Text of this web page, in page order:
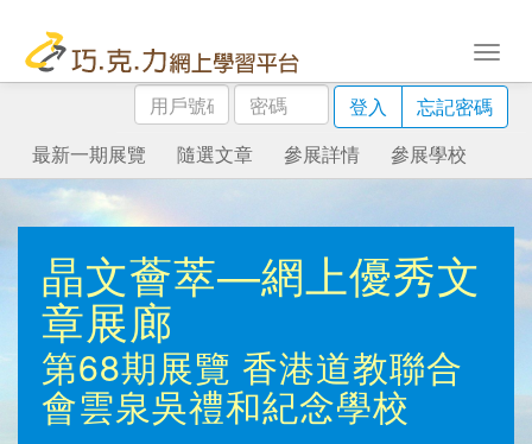
用
戶
號
碼
密
碼
登入
忘記密碼
最新一期展覽
隨選文章 參展詳情 參展學校
晶文薈萃—網上優秀文
章展廊
第68期展覽 香港道教聯合
會雲泉吳禮和紀念學校